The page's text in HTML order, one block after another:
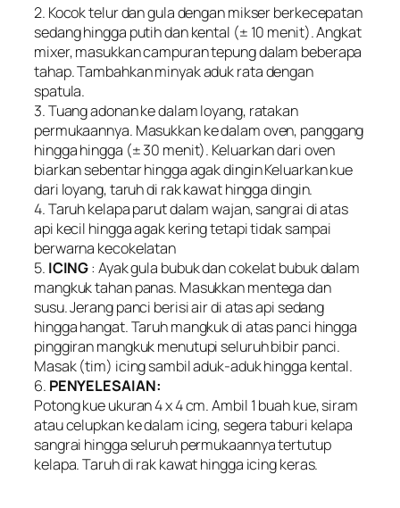
2. Kocok telur dan gula dengan mikser berkecepatan
sedang hingga putih dan kental (± 10 menit). Angkat
mixer, masukkan campuran tepung dalam beberapa
tahap. Tambahkan minyak aduk rata dengan
spatula.
3. Tuang adonan ke dalam loyang, ratakan
permukaannya. Masukkan ke dalam oven, panggang
hingga hingga (± 30 menit). Keluarkan dari oven
biarkan sebentar hingga agak dingin Keluarkan kue
dari loyang, taruh di rak kawat hingga dingin.
4. Taruh kelapa parut dalam wajan, sangrai di atas
api kecil hingga agak kering tetapi tidak sampai
berwarna kecokelatan
5. ICING: Ayak gula bubuk dan cokelat bubuk dalam
mangkuk tahan panas. Masukkan mentega dan
susu. Jerang panci berisi air di atas api sedang
hingga hangat. Taruh mangkuk di atas panci hingga
pinggiran mangkuk menutupi seluruh bibir panci.
Masak (tim) icing sambil aduk-aduk hingga kental.
6. PENYELESAIAN:
Potong kue ukuran 4 x 4 cm. Ambil 1 buah kue, siram
atau celupkan ke dalam icing, segera taburi kelapa
sangrai hingga seluruh permukaannya tertutup
kelapa. Taruh di rak kawat hingga icing keras.